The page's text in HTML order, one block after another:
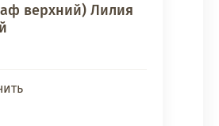
верхний) Лилия